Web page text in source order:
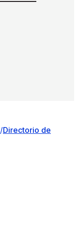
/Directorio de